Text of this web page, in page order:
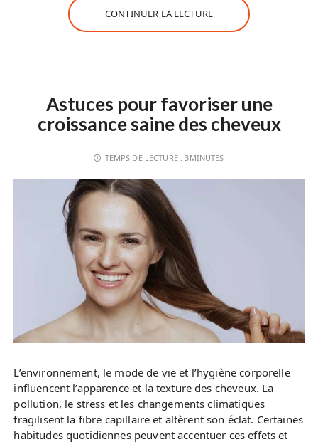
CONTINUER LA LECTURE
Astuces pour favoriser une
croissance saine des cheveux
TEMPS DE LECTURE : 3MINUTES
L’environnement, le mode de vie et l’hygiène corporelle
influencent l’apparence et la texture des cheveux. La
pollution, le stress et les changements climatiques
fragilisent la fibre capillaire et altèrent son éclat. Certaines
habitudes quotidiennes peuvent accentuer ces effets et